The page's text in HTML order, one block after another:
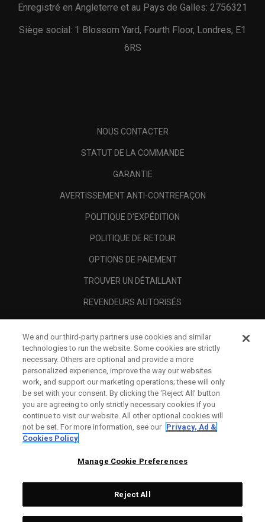
Enregistré en Angleterre et au Pays de Galles: 2756321
Siège social: 1 Blossom Yard, Fourth Floor, Londres, E1
6RS
NOUS CONTACTER
STATUT DE LA COMMANDE
GARANTIE
AVERTISSEMENT ANTI-CONTREFAÇON
POLITIQUE D'EXPÉDITION
POLITIQUE DE RETOUR
OPTIONS DE PAIEMENT
TROUVER UN DÉTAILLANT
REVENDEURS AUTORISÉS
A PROPOS
MENTIONS LÉGALES
We and our third-party partners use cookies and similar
technologies to run the website. Some cookies are strictly
necessary. Others are optional and provide a more
personalized experience, improve the way our websites
work, and support our marketing operations; these will only
be set with your consent. By clicking the ‘Reject All' button
you are agreeing to only strictly necessary cookies if you
continue to visit our website. All other optional cookies will
not be set. For more information, see our Privacy, Ad &
Cookies Policy
Manage Cookie Preferences
Reject All